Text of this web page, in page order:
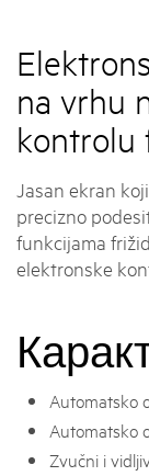
na vrhu
kontrolu
Jasan ekran
precizno
funkcijama
elektronske
Automatsko
Automatsko
Zvučni i